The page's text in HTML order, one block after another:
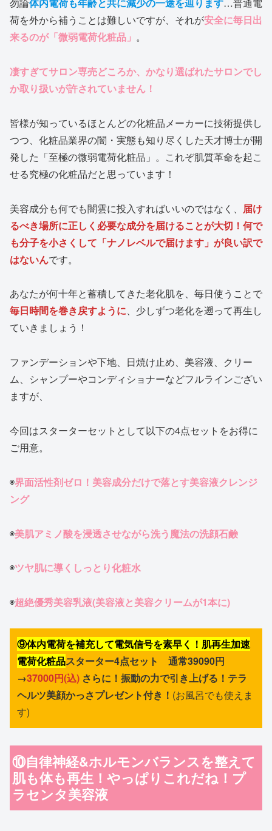
勿論体内電荷も年齢と共に減少の一途を辿ります…普通電
荷を外から補うことは難しいですが、それが安全に毎日出
来るのが「微弱電荷化粧品」 。
凄すぎてサロン専売どころか、かなり選ばれたサロンでし
か取り扱いが許されていません！
皆様が知っているほとんどの化粧品メーカーに技術提供し
つつ、化粧品業界の闇・実態も知り尽くした天才博士が開
発した「至極の微弱電荷化粧品」。これぞ肌質革命を起こ
せる究極の化粧品だと思っています！
美容成分も何でも闇雲に投入すればいいのではなく、 届け
るべき場所に正しく必要な成分を届けることが大切！何で
も分子を小さくして「ナノレベルで届けます」が良い訳で
はないんです。
あなたが何十年と蓄積してきた老化肌を、毎日使うことで
毎日時間を巻き戻すように、少しずつ老化を遡って再生し
ていきましょう！
ファンデーションや下地、日焼け止め、美容液、クリー
ム、シャンプーやコンディショナーなどフルラインござい
ますが、
今回はスターターセットとして以下の4点セットをお得に
ご用意。
◉界面活性剤ゼロ！美容成分だけで落とす美容液クレンジ
ング
◉美肌アミノ酸を浸透させながら洗う魔法の洗顔石鹸
◉ツヤ肌に導くしっとり化粧水
◉超絶優秀美容乳液(美容液と美容クリームが1本に)
⑨体内電荷を補充して電気信号を素早く！肌再生加速
電荷化粧品スターター4点セット 通常39090円
→37000円(込) さらに！振動の力で引き上げる！テラ
ヘルツ美顔かっさプレゼント付き！ (お風呂でも使えま
す)
⑩自律神経&ホルモンバランスを整えて
肌も体も再生！やっぱりこれだね！プ
ラセンタ美容液